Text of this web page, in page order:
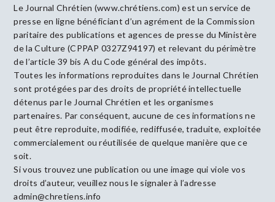
Le Journal Chrétien (www.chrétiens.com) est un service de
presse en ligne bénéficiant d’un agrément de la Commission
paritaire des publications et agences de presse du Ministère
de la Culture (CPPAP 0327Z94197) et relevant du périmètre
de l’article 39 bis A du Code général des impôts.
Toutes les informations reproduites dans le Journal Chrétien
sont protégées par des droits de propriété intellectuelle
détenus par le Journal Chrétien et les organismes
partenaires. Par conséquent, aucune de ces informations ne
peut être reproduite, modifiée, rediffusée, traduite, exploitée
commercialement ou réutilisée de quelque manière que ce
soit.
Si vous trouvez une publication ou une image qui viole vos
droits d’auteur, veuillez nous le signaler à l’adresse
admin@chretiens.info